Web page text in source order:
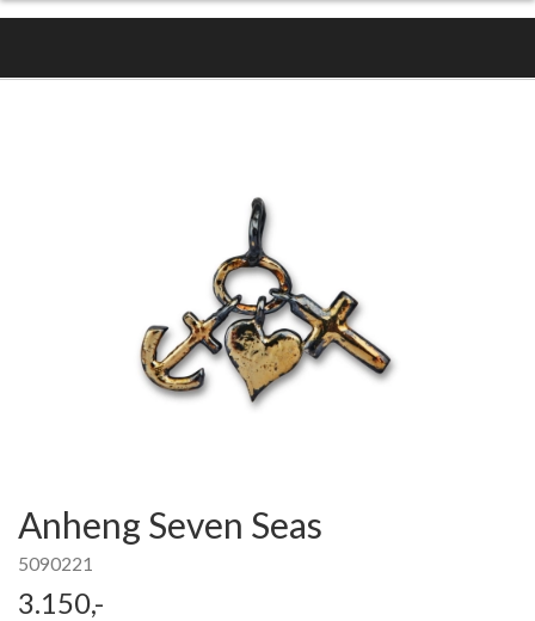
Anheng Seven Seas
5090221
3.150,-